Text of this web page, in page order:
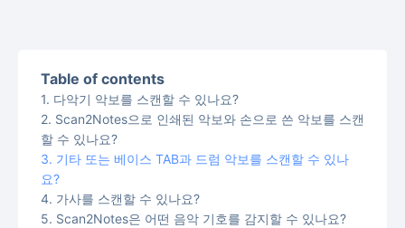
Table of contents
다악기 악보를 스캔할 수 있나요?
Scan2Notes으로 인쇄된 악보와 손으로 쓴 악보를 스캔
할 수 있나요?
기타 또는 베이스 TAB과 드럼 악보를 스캔할 수 있나
요?
가사를 스캔할 수 있나요?
Scan2Notes은 어떤 음악 기호를 감지할 수 있나요?